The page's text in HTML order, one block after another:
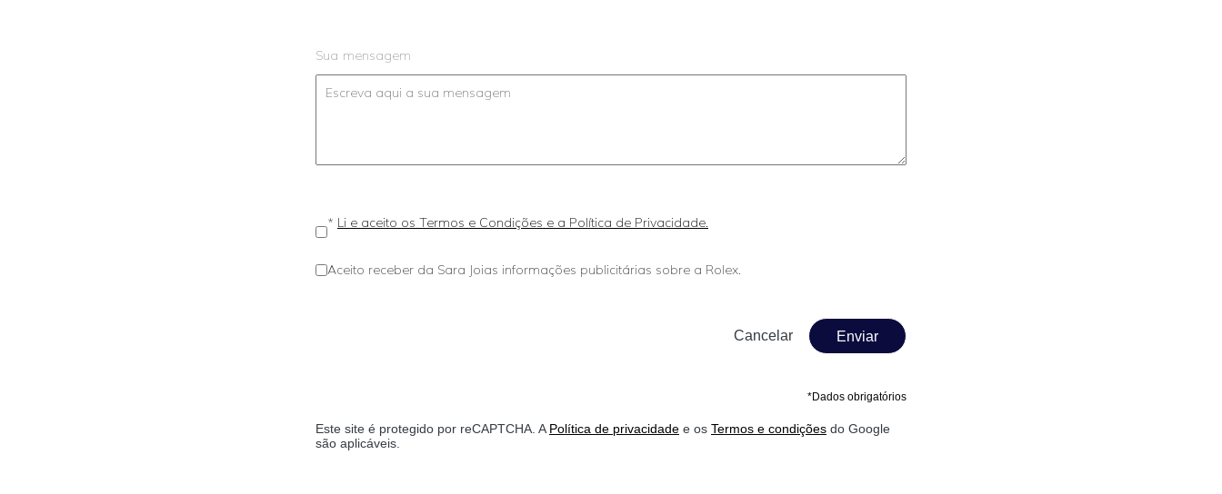
Sua mensagem
* Li e aceito os Termos e Condições e a Política de Privacidade.
Aceito receber da Sara Joias informações publicitárias sobre a Rolex.
Enviar
*Dados obrigatórios
Este site é protegido por reCAPTCHA. A Política de privacidade e os Termos e condições do Google
são aplicáveis.